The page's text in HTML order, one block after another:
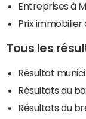
Entreprises à
Prix immobilier
Tous les
Résultat
Résultats du
Résultats du